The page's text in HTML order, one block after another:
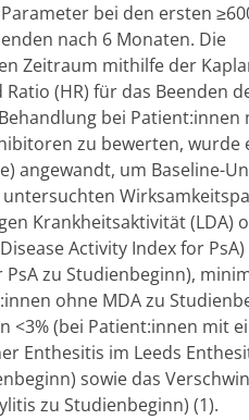
bei den ersten
nach 6 Monaten. Die
Zeitraum mithilfe der
(HR) für das Beenden
bei Patient:innen
zu bewerten, wurde
angewandt, um Baseline-
Krankheitsaktivität (LDA)
Activity Index for
zu Studienbeginn),
ohne MDA zu
<3% (bei Patient:innen mit
Enthesitis im Leeds
sowie das
zu Studienbeginn) (1).